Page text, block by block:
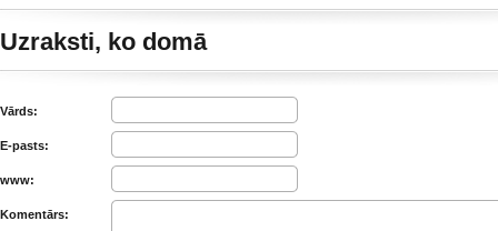
Uzraksti, ko domā
Vārds:
E-pasts:
www:
Komentārs: